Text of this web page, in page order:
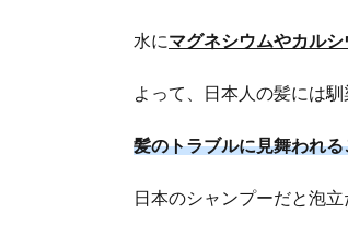
水にマグネシウムやカルシ
よって、日本人の髪には馴
髪のトラブルに見舞われ
日本のシャンプーだと泡立